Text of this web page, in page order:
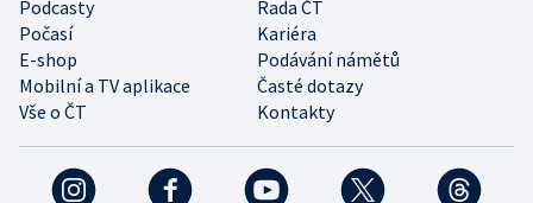
Podcasty
Rada ČT
Počasí
Kariéra
E-shop
Podávání námětů
Mobilní a TV aplikace
Časté dotazy
Vše o ČT
Kontakty